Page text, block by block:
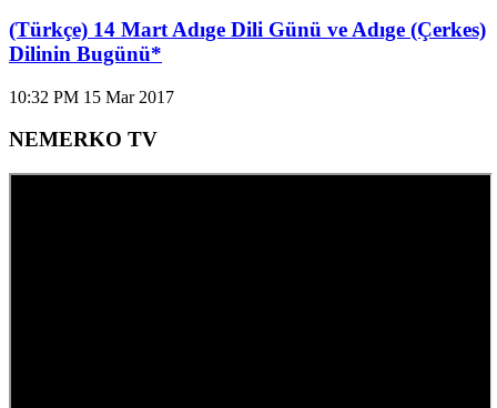
(Türkçe) 14 Mart Adıge Dili Günü ve Adıge (Çerkes)
Dilinin Bugünü*
10:32 PM 15 Mar 2017
NEMERKO TV